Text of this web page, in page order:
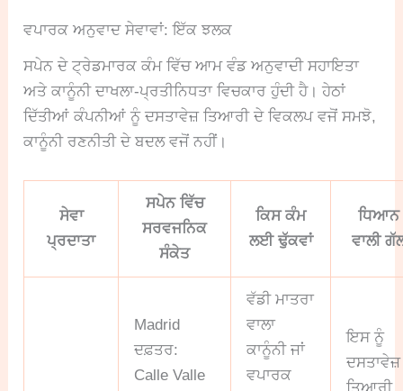
ਵਪਾਰਕ ਅਨੁਵਾਦ ਸੇਵਾਵਾਂ: ਇੱਕ ਝਲਕ
ਸਪੇਨ ਦੇ ਟ੍ਰੇਡਮਾਰਕ ਕੰਮ ਵਿੱਚ ਆਮ ਵੰਡ ਅਨੁਵਾਦੀ ਸਹਾਇਤਾ
ਅਤੇ ਕਾਨੂੰਨੀ ਦਾਖਲਾ-ਪ੍ਰਤੀਨਿਧਤਾ ਵਿਚਕਾਰ ਹੁੰਦੀ ਹੈ। ਹੇਠਾਂ
ਦਿੱਤੀਆਂ ਕੰਪਨੀਆਂ ਨੂੰ ਦਸਤਾਵੇਜ਼ ਤਿਆਰੀ ਦੇ ਵਿਕਲਪ ਵਜੋਂ ਸਮਝੋ,
ਕਾਨੂੰਨੀ ਰਣਨੀਤੀ ਦੇ ਬਦਲ ਵਜੋਂ ਨਹੀਂ।
ਸੇਵਾ
ਪ੍ਰਦਾਤਾ
ਸਪੇਨ ਵਿੱਚ
ਸਰਵਜਨਿਕ
ਸੰਕੇਤ
ਕਿਸ ਕੰਮ
ਲਈ ਢੁੱਕਵਾਂ
ਧਿਆਨ
ਵਾਲੀ
Madrid
ਦਫ਼ਤਰ:
Calle Valle
ਵੱਡੀ ਮਾਤਰਾ
ਵਾਲਾ
ਕਾਨੂੰਨੀ ਜਾਂ
ਵਪਾਰਕ
ਇਸ ਨੂੰ
ਦਸਤਾਵੇਜ਼
ਤਿਆਰੀ